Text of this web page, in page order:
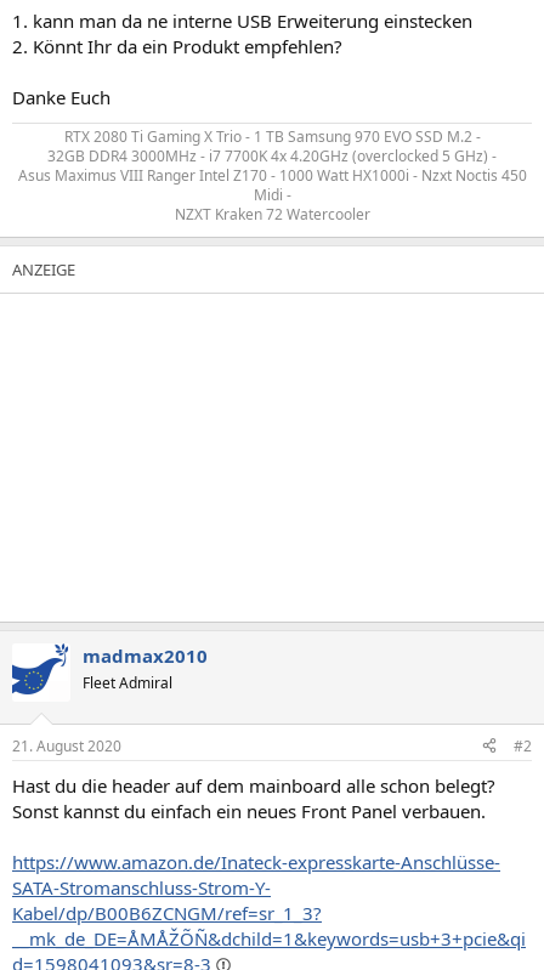
1. kann man da ne interne USB Erweiterung einstecken
2. Könnt Ihr da ein Produkt empfehlen?
Danke Euch
RTX 2080 Ti Gaming X Trio - 1 TB Samsung 970 EVO SSD M.2 -
32GB DDR4 3000MHz - i7 7700K 4x 4.20GHz (overclocked 5 GHz) -
Asus Maximus VIII Ranger Intel Z170 - 1000 Watt HX1000i - Nzxt Noctis 450
Midi -
NZXT Kraken 72 Watercooler​
madmax2010
Fleet Admiral
21. August 2020 #2
Hast du die header auf dem mainboard alle schon belegt?
Sonst kannst du einfach ein neues Front Panel verbauen.
https://www.amazon.de/Inateck-expresskarte-Anschlüsse-
SATA-Stromanschluss-Strom-Y-
Kabel/dp/B00B6ZCNGM/ref=sr_1_3?
__mk_de_DE=ÅMÅŽÕÑ&dchild=1&keywords=usb+3+pcie&qi
d=1598041093&sr=8-3